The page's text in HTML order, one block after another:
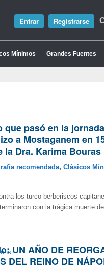
Entrar Registrarse
Mínimos Grandes Fuentes
que pasó en la
a Mostaganem en
Dra. Karima Bouras
recomendada, Clásicos
los turco-berberiscos
con la trágica muerte
UN AÑO DE
DEL REINO DE